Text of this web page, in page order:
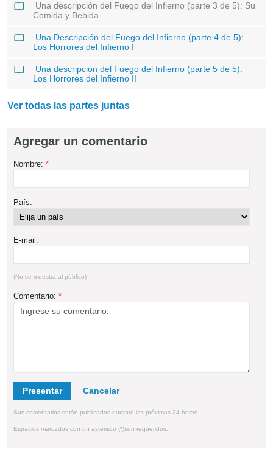
Una descripción del Fuego del Infierno (parte 3 de 5): Su
Comida y Bebida
Una Descripción del Fuego del Infierno (parte 4 de 5):
Los Horrores del Infierno I
Una descripción del Fuego del Infierno (parte 5 de 5):
Los Horrores del Infierno II
Ver todas las partes juntas
Agregar un comentario
Nombre: *
País:
E-mail:
(No se muestra al público)
Comentario: *
Presentar
Sus comentarios serán publicados durante las próximas 24 horas.
Espacios marcados con un asterisco (*)son requeridos.